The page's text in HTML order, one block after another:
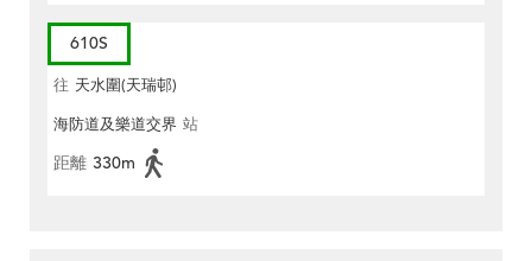
610S
往 天水圍(天瑞邨)
海防道及樂道交界 站
距離 330m